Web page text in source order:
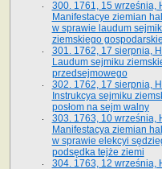
300. 1761, 15 września,
Manifestacye ziemian
w sprawie laudum
ziemskiego
301. 1762, 17 sierpnia,
Laudum sejmiku
przedsejmowego
302. 1762, 17 sierpnia,
Instrukcya sejmiku
posłom na sejm walny
303. 1763, 10 września,
Manifestacya ziemian
w sprawie elekcyi
podsędka tejże ziemi
304. 1763, 12 września,